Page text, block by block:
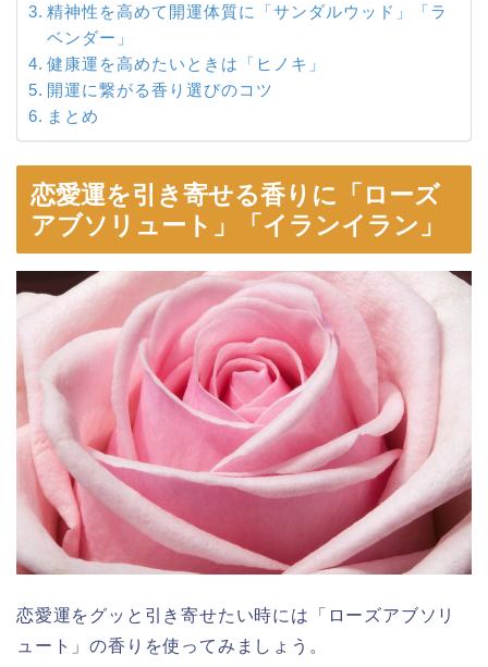
精神性を高めて開運体質に「サンダルウッド」「ラ
ベンダー」
健康運を高めたいときは「ヒノキ」
開運に繋がる香り選びのコツ
まとめ
恋愛運を引き寄せる香りに「ローズ
アブソリュート」「イランイラン」
恋愛運をグッと引き寄せたい時には「ローズアブソリ
ュート」の香りを使ってみましょう。